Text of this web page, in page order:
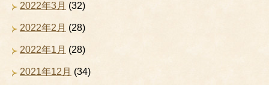
2022年3月 (32)
2022年2月 (28)
2022年1月 (28)
2021年12月 (34)